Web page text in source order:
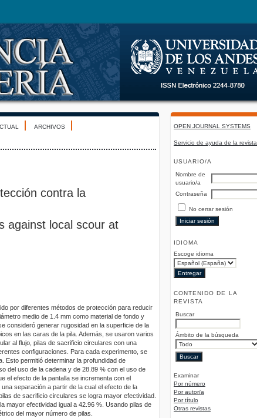
OPEN JOURNAL SYSTEMS
Servicio de ayuda de la revista
USUARIO/A
Nombre de
usuario/a
Contraseña
No cerrar sesión
IDIOMA
Escoge idioma
CONTENIDO DE LA
REVISTA
Buscar
Ámbito de la búsqueda
Examinar
Por número
Por autor/a
Por título
Otras revistas
ARCHIVOS
contra la
against local scour at
por diferentes métodos de protección para reducir
medio de 1.4 mm como material de fondo y
consideró generar rugosidad en la superficie de la
en las caras de la pila. Además, se usaron varios
al flujo, pilas de sacrificio circulares con una
configuraciones. Para cada experimento, se
Esto permitió determinar la profundidad de
del uso de la cadena y de 28.89 % con el uso de
el efecto de la pantalla se incrementa con el
separación a partir de la cual el efecto de la
de sacrificio circulares se logra mayor efectividad.
mayor efectividad igual a 42.96 %. Usando pilas de
del mayor número de pilas.